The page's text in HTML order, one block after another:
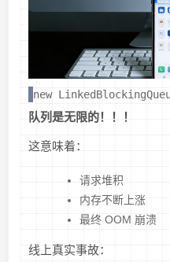
new
队列是无限的！！！
这意味着：
请求堆积
内存不断上涨
最终 OOM 崩溃
线上真实事故：